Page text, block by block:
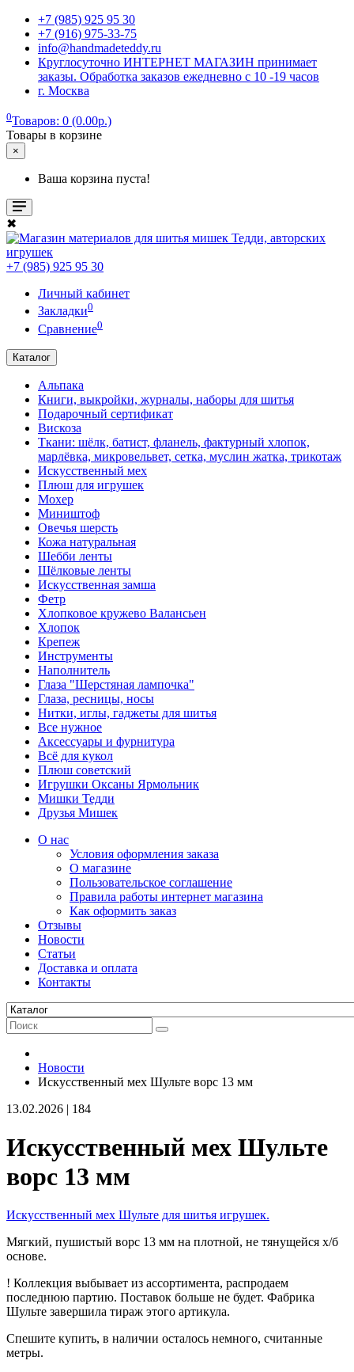
+7 (985) 925 95 30
+7 (916) 975-33-75
info@handmadeteddy.ru
Круглосуточно ИНТЕРНЕТ МАГАЗИН принимает
заказы. Обработка заказов ежедневно с 10 -19 часов
г. Москва
0Товаров: 0 (0.00р.)
Товары в корзине
×
Ваша корзина пуста!
✖
+7 (985) 925 95 30
Личный кабинет
Закладки0
Сравнение0
Каталог
Альпака
Книги, выкройки, журналы, наборы для шитья
Подарочный сертификат
Вискоза
Ткани: шёлк, батист, фланель, фактурный хлопок,
марлёвка, микровельвет, сетка, муслин жатка, трикотаж
Искусственный мех
Плюш для игрушек
Мохер
Миништоф
Овечья шерсть
Кожа натуральная
Шебби ленты
Шёлковые ленты
Искусственная замша
Фетр
Хлопковое кружево Валансьен
Хлопок
Крепеж
Инструменты
Наполнитель
Глаза "Шерстяная лампочка"
Глаза, ресницы, носы
Нитки, иглы, гаджеты для шитья
Все нужное
Аксессуары и фурнитура
Всё для кукол
Плюш советский
Игрушки Оксаны Ярмольник
Мишки Тедди
Друзья Мишек
О нас
Условия оформления заказа
О магазине
Пользовательское соглашение
Правила работы интернет магазина
Как оформить заказ
Отзывы
Новости
Статьи
Доставка и оплата
Контакты
Новости
Искусственный мех Шульте ворс 13 мм
13.02.2026 | 184
Искусственный мех Шульте
ворс 13 мм
Искусственный мех Шульте для шитья игрушек.
Мягкий, пушистый ворс 13 мм на плотной, не тянущейся х/б
основе.
! Коллекция выбывает из ассортимента, распродаем
последнюю партию. Поставок больше не будет. Фабрика
Шульте завершила тираж этого артикула.
Спешите купить, в наличии осталось немного, считанные
метры.